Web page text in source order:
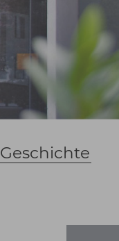
Geschichte